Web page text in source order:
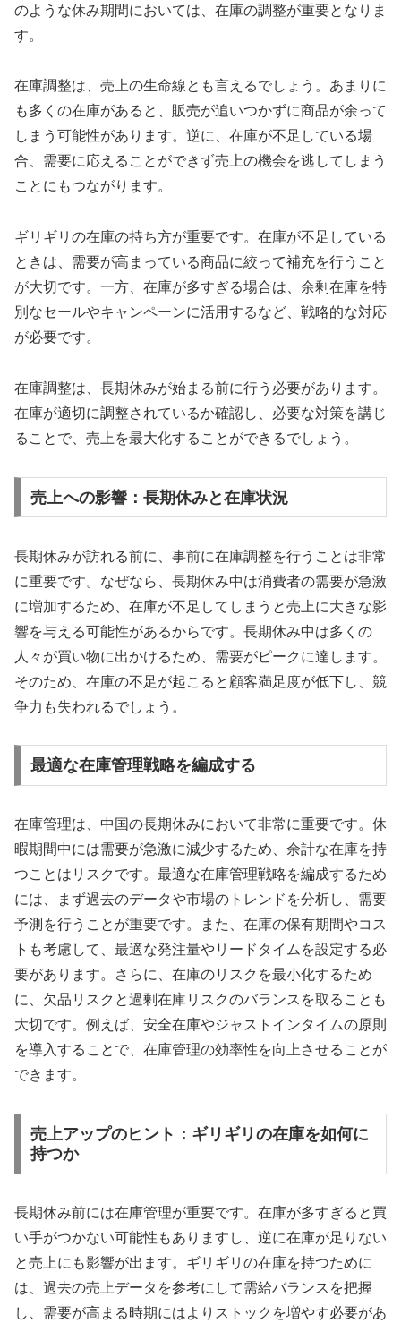
のような休み期間においては、在庫の調整が重要となりま
す。
在庫調整は、売上の生命線とも言えるでしょう。あまりに
も多くの在庫があると、販売が追いつかずに商品が余って
しまう可能性があります。逆に、在庫が不足している場
合、需要に応えることができず売上の機会を逃してしまう
ことにもつながります。
ギリギリの在庫の持ち方が重要です。在庫が不足している
ときは、需要が高まっている商品に絞って補充を行うこと
が大切です。一方、在庫が多すぎる場合は、余剰在庫を特
別なセールやキャンペーンに活用するなど、戦略的な対応
が必要です。
在庫調整は、長期休みが始まる前に行う必要があります。
在庫が適切に調整されているか確認し、必要な対策を講じ
ることで、売上を最大化することができるでしょう。
売上への影響：長期休みと在庫状況
長期休みが訪れる前に、事前に在庫調整を行うことは非常
に重要です。なぜなら、長期休み中は消費者の需要が急激
に増加するため、在庫が不足してしまうと売上に大きな影
響を与える可能性があるからです。長期休み中は多くの
人々が買い物に出かけるため、需要がピークに達します。
そのため、在庫の不足が起こると顧客満足度が低下し、競
争力も失われるでしょう。
最適な在庫管理戦略を編成する
在庫管理は、中国の長期休みにおいて非常に重要です。休
暇期間中には需要が急激に減少するため、余計な在庫を持
つことはリスクです。最適な在庫管理戦略を編成するため
には、まず過去のデータや市場のトレンドを分析し、需要
予測を行うことが重要です。また、在庫の保有期間やコス
トも考慮して、最適な発注量やリードタイムを設定する必
要があります。さらに、在庫のリスクを最小化するため
に、欠品リスクと過剰在庫リスクのバランスを取ることも
大切です。例えば、安全在庫やジャストインタイムの原則
を導入することで、在庫管理の効率性を向上させることが
できます。
売上アップのヒント：ギリギリの在庫を如何に
持つか
長期休み前には在庫管理が重要です。在庫が多すぎると買
い手がつかない可能性もありますし、逆に在庫が足りない
と売上にも影響が出ます。ギリギリの在庫を持つために
は、過去の売上データを参考にして需給バランスを把握
し、需要が高まる時期にはよりストックを増やす必要があ